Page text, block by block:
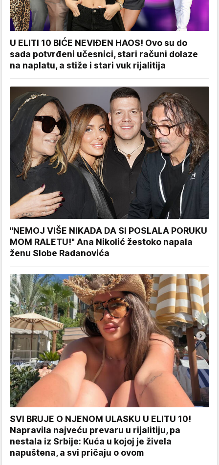
U ELITI 10 BIĆE NEVIĐEN HAOS! Ovo su do
sada potvrđeni učesnici, stari računi dolaze
na naplatu, a stiže i stari vuk rijalitija
"NEMOJ VIŠE NIKADA DA SI POSLALA PORUKU
MOM RALETU!" Ana Nikolić žestoko napala
ženu Slobe Radanovića
SVI BRUJE O NJENOM ULASKU U ELITU 10!
Napravila najveću prevaru u rijalitiju, pa
nestala iz Srbije: Kuća u kojoj je živela
napuštena, a svi pričaju o ovom